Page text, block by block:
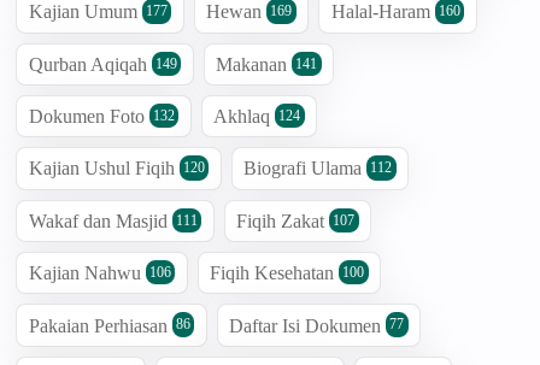
Kajian Umum 177 Hewan 169 Halal-Haram 160
Qurban Aqiqah 149 Makanan 141
Dokumen Foto 132 Akhlaq 124
Kajian Ushul Fiqih 120 Biografi Ulama 112
Wakaf dan Masjid 111 Fiqih Zakat 107
Kajian Nahwu 106 Fiqih Kesehatan 100
Pakaian Perhiasan 86 Daftar Isi Dokumen 77